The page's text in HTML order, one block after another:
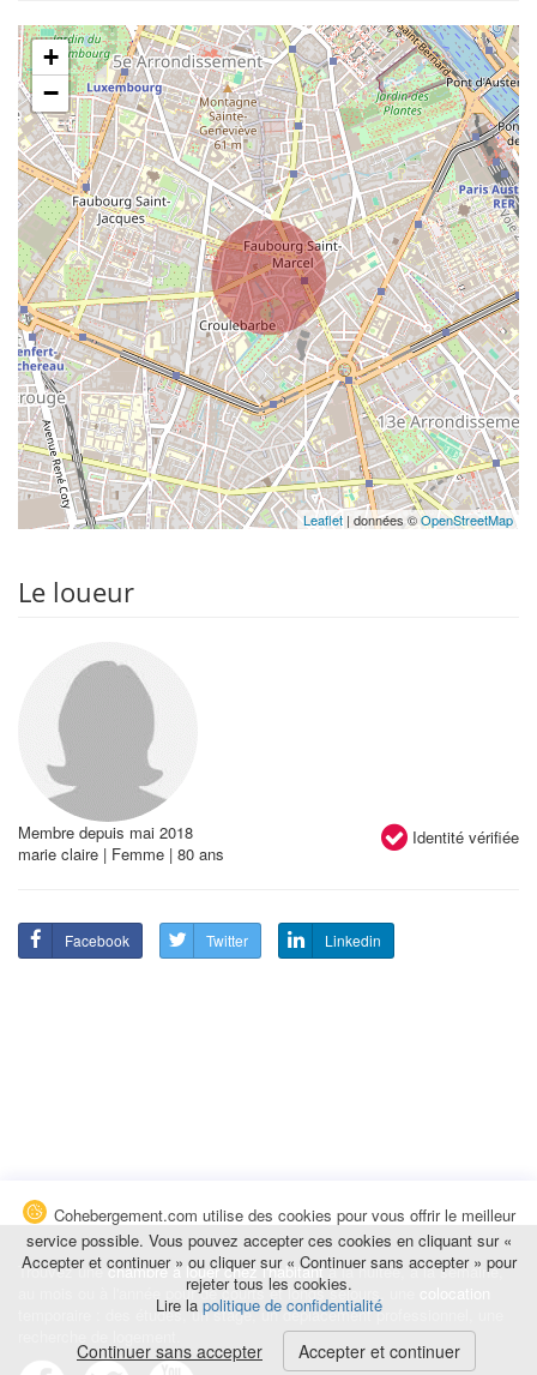
+
−
Leaflet | données ©OpenStreetMap
Le loueur
Identité vérifiée
Membre depuis mai 2018
marie claire | Femme | 80 ans
Facebook Twitter Linkedin
Trouvez unechambre à louer chez l'habitantà la nuitée, à la semaine,
au mois ou à l'année pour de courts et longs séjours, une
temporaire : des études, un stage, un déplacement professionnel, une
Cohebergement.com utilise des cookies pour vous offrir le meilleur
service possible. Vous pouvez accepter ces cookies en cliquant sur «
Accepter et continuer » ou cliquer sur « Continuer sans accepter » pour
rejeter tous les cookies.
Lire la politique de confidentialité
Continuer sans accepter Accepter et continuer